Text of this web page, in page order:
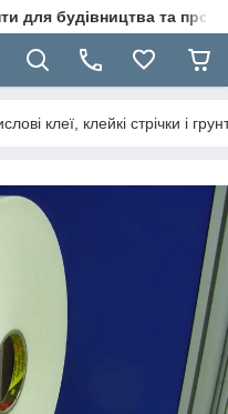
для будівництва та
клеї, клейкі стрічки і